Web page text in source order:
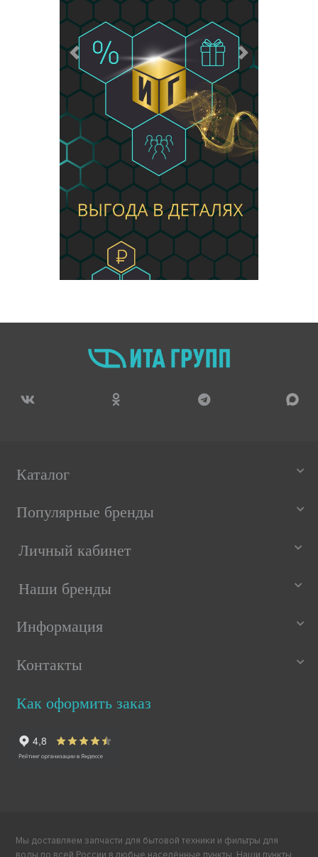
Предыдущий Следующий
Каталог
Популярные бренды
Личный кабинет
Наши бренды
Информация
Контакты
Как оформить заказ
Мы доставляем запчасти для бытовой техники и фильтры для